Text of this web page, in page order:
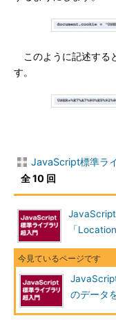
このように記述する
す。
JavaScript標準ラ
全 10 回
「
のデータ